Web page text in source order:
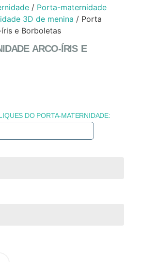
/ Porta-maternidade
3D de menina / Porta
e Borboletas
ARCO-ÍRIS E
DO PORTA-MATERNIDADE: